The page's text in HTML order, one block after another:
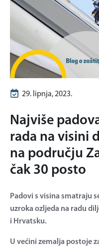
29. lipnja, 2023.
Najviše
rada na visini
na području
čak 30 posto
Padovi s visina smatraju
uzroka ozljeda na radu
i Hrvatsku.
U većini zemalja postoje